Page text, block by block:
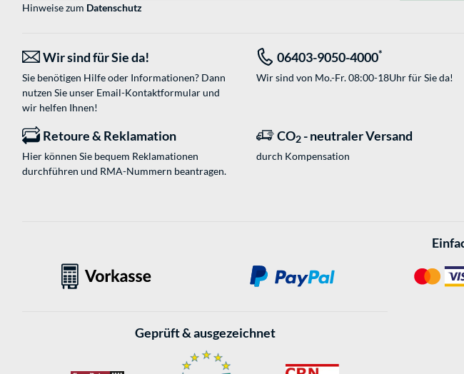
Hinweise zum Datenschutz
Wir sind für Sie da!
Sie benötigen Hilfe oder Informationen? Dann
nutzen Sie unser Email-Kontaktformularund
wir helfen Ihnen!
06403-9050-4000*
Wir sind von Mo.-Fr. 08:00-18Uhr für Sie da!
Retoure & Reklamation
Hier können Sie bequem Reklamationen
durchführen und RMA-Nummern beantragen.
CO2 - neutraler Versand
durch Kompensation
Geprüft & ausgezeichnet